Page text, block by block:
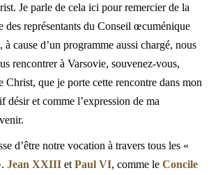
Je parle de cela ici pour remercier de la
des représentants du Conseil œcuménique
cause d’un programme aussi chargé, nous
rencontrer à Varsovie, souvenez-vous,
Christ, que je porte cette rencontre dans mon
et comme l’expression de ma
d’être notre vocation à travers tous les «
Jean XXIII et Paul VI, comme le Concile